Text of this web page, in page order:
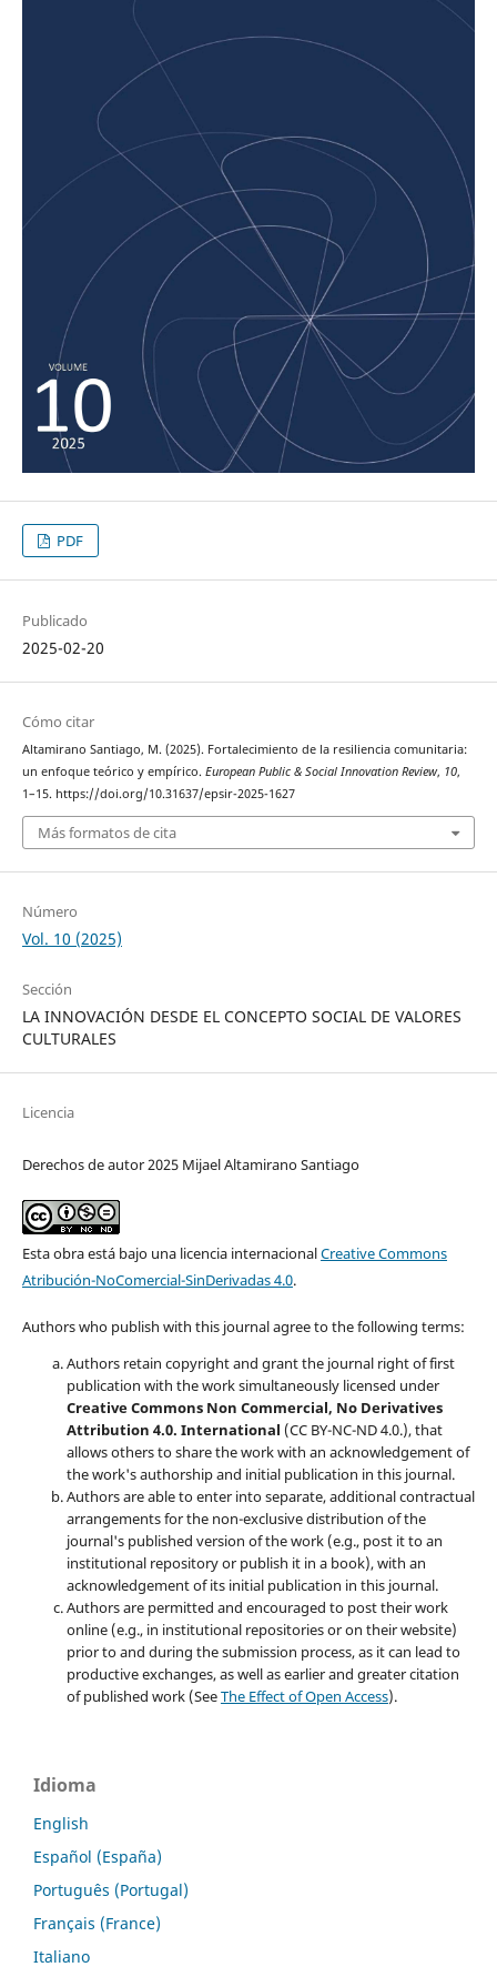
PDF
Publicado
2025-02-20
Cómo citar
Altamirano Santiago, M. (2025). Fortalecimiento de la resiliencia comunitaria:
un enfoque teórico y empírico. European Public & Social Innovation Review, 10,
1–15. https://doi.org/10.31637/epsir-2025-1627
Más formatos de cita
Número
Vol. 10 (2025)
Sección
LA INNOVACIÓN DESDE EL CONCEPTO SOCIAL DE VALORES
CULTURALES
Licencia
Derechos de autor 2025 Mijael Altamirano Santiago
Esta obra está bajo una licencia internacionalCreative Commons
Atribución-NoComercial-SinDerivadas 4.0.
Authors who publish with this journal agree to the following terms:
Authors retain copyright and grant the journal right of first
publication with the work simultaneously licensed under
Creative Commons Non Commercial, No Derivatives
Attribution 4.0. International (CC BY-NC-ND 4.0.), that
allows others to share the work with an acknowledgement of
the work's authorship and initial publication in this journal.
Authors are able to enter into separate, additional contractual
arrangements for the non-exclusive distribution of the
journal's published version of the work (e.g., post it to an
institutional repository or publish it in a book), with an
acknowledgement of its initial publication in this journal.
Authors are permitted and encouraged to post their work
online (e.g., in institutional repositories or on their website)
prior to and during the submission process, as it can lead to
productive exchanges, as well as earlier and greater citation
of published work (SeeThe Effect of Open Access).
Idioma
English
Español (España)
Português (Portugal)
Français (France)
Italiano